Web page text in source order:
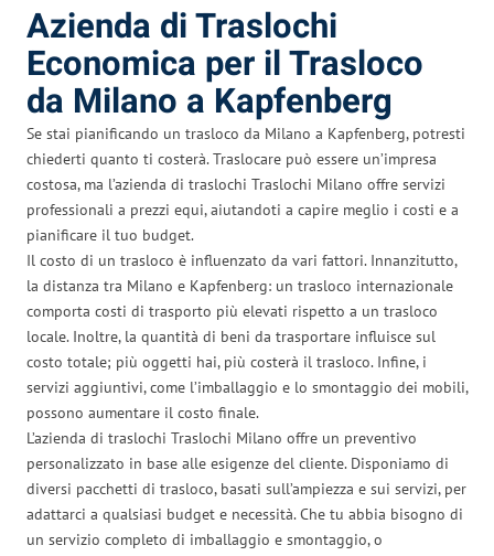
Azienda di Traslochi
Economica per il Trasloco
da Milano a Kapfenberg
Se stai pianificando un trasloco da Milano a Kapfenberg, potresti
chiederti quanto ti costerà. Traslocare può essere un’impresa
costosa, ma l’azienda di traslochi Traslochi Milano offre servizi
professionali a prezzi equi, aiutandoti a capire meglio i costi e a
pianificare il tuo budget.
Il costo di un trasloco è influenzato da vari fattori. Innanzitutto,
la distanza tra Milano e Kapfenberg: un trasloco internazionale
comporta costi di trasporto più elevati rispetto a un trasloco
locale. Inoltre, la quantità di beni da trasportare influisce sul
costo totale; più oggetti hai, più costerà il trasloco. Infine, i
servizi aggiuntivi, come l’imballaggio e lo smontaggio dei mobili,
possono aumentare il costo finale.
L’azienda di traslochi Traslochi Milano offre un preventivo
personalizzato in base alle esigenze del cliente. Disponiamo di
diversi pacchetti di trasloco, basati sull’ampiezza e sui servizi, per
adattarci a qualsiasi budget e necessità. Che tu abbia bisogno di
un servizio completo di imballaggio e smontaggio, o